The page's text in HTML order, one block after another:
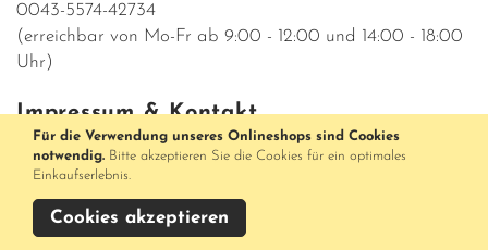
Für die Verwendung unseres Onlineshops sind Cookies
notwendig. Bitte akzeptieren Sie die Cookies für ein optimales
Einkaufserlebnis.
Cookies akzeptieren
0043-5574-42734
(erreichbar von Mo-Fr ab 9:00 - 12:00 und 14:00 - 18:00
Uhr)
Impressum & Kontakt
Parfumerieshop Medusa
AT-6900 Bregenz